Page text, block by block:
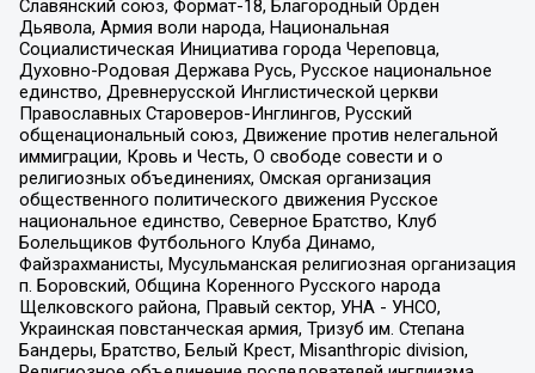
Славянский союз, Формат-18, Благородный Орден
Дьявола, Армия воли народа, Национальная
Социалистическая Инициатива города Череповца,
Духовно-Родовая Держава Русь, Русское национальное
единство, Древнерусской Инглистической церкви
Православных Староверов-Инглингов, Русский
общенациональный союз, Движение против нелегальной
иммиграции, Кровь и Честь, О свободе совести и о
религиозных объединениях, Омская организация
общественного политического движения Русское
национальное единство, Северное Братство, Клуб
Болельщиков Футбольного Клуба Динамо,
Файзрахманисты, Мусульманская религиозная организация
п. Боровский, Община Коренного Русского народа
Щелковского района, Правый сектор, УНА - УНСО,
Украинская повстанческая армия, Тризуб им. Степана
Бандеры, Братство, Белый Крест, Misanthropic division,